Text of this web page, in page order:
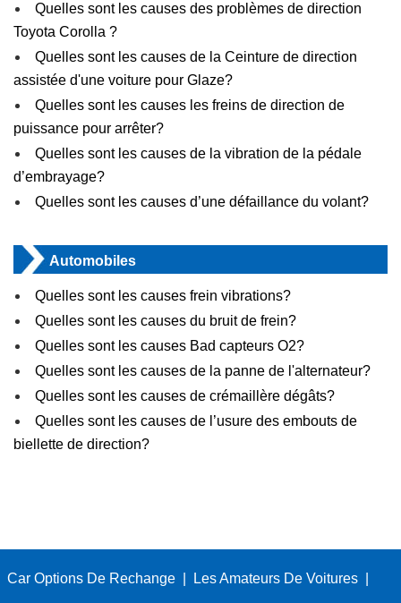
Quelles sont les causes des problèmes de direction
Toyota Corolla ?
Quelles sont les causes de la Ceinture de direction
assistée d'une voiture pour Glaze?
Quelles sont les causes les freins de direction de
puissance pour arrêter?
Quelles sont les causes de la vibration de la pédale
d’embrayage?
Quelles sont les causes d’une défaillance du volant?
Automobiles
Quelles sont les causes frein vibrations?
Quelles sont les causes du bruit de frein?
Quelles sont les causes Bad capteurs O2?
Quelles sont les causes de la panne de l'alternateur?
Quelles sont les causes de crémaillère dégâts?
Quelles sont les causes de l’usure des embouts de
biellette de direction?
Car Options De Rechange Les Amateurs De Voitures